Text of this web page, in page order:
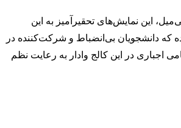
این نمایش‌های تحقیرآمیز به این
که دانشجویان بی‌انضباط و شرکت‌کننده در
اجباری در این کالج وادار به رعایت نظم